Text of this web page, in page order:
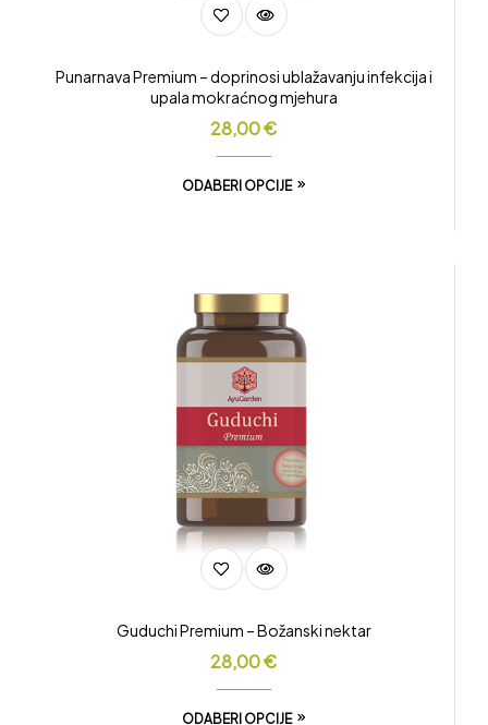
Punarnava Premium – doprinosi ublažavanju infekcija i
upala mokraćnog mjehura
28,00€
ODABERI OPCIJE
Guduchi Premium – Božanski nektar
28,00€
ODABERI OPCIJE